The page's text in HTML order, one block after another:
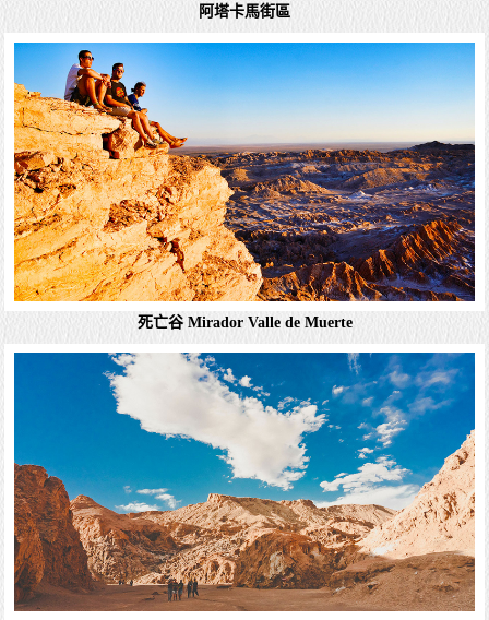
米斯坎蒂湖 Miscanti Lake
米斯坎蒂湖 米斯坎蒂湖位於智利的阿塔卡馬大區，海拔約
4,200米，是一個壯觀且風景如畫的湖泊，屬於阿尔蒂普拉
诺（Altiplano）高原地帶。湖泊周圍環繞著壯麗的安地斯山
脈，特別是與它成對相連的米尼...
詳細資料
阿塔卡馬街區
阿塔卡馬街區
阿塔卡馬大區 阿卡塔馬大區（Atacama）是智利從北至南的
第3個行政大區，有三個省組成：查尼亞拉爾省、科皮亞波
省和瓦斯科省。首府科皮亞波（Copiapó），位於首都聖地
詳細資料
死亡谷 Mirador Valle de Muerte